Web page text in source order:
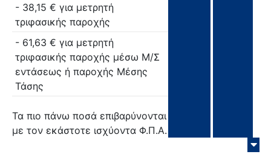
- 38,15 € για μετρητή
τριφασικής παροχής
- 61,63 € για μετρητή
τριφασικής παροχής μέσω Μ/Σ
εντάσεως ή παροχής Μέσης
Τάσης
Τα πιο πάνω ποσά επιβαρύνονται
με τον εκάστοτε ισχύοντα Φ.Π.Α.